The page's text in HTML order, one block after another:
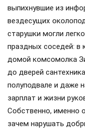
выпихнувшие из
вездесущих
старушки могли
праздных соседей: в
домой комсомолка
до дверей
полуподвале и даже
зарплат и жизни
Собственно, именно
зачем нарушать